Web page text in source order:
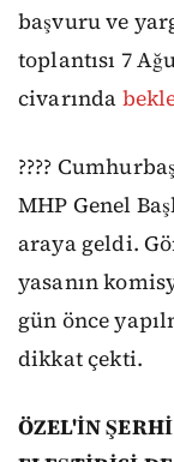
başvuru ve
toplantısı 7
civarında
????
MHP Genel
araya geldi.
yasanın
gün önce
dikkat çekti.
ÖZEL'İN